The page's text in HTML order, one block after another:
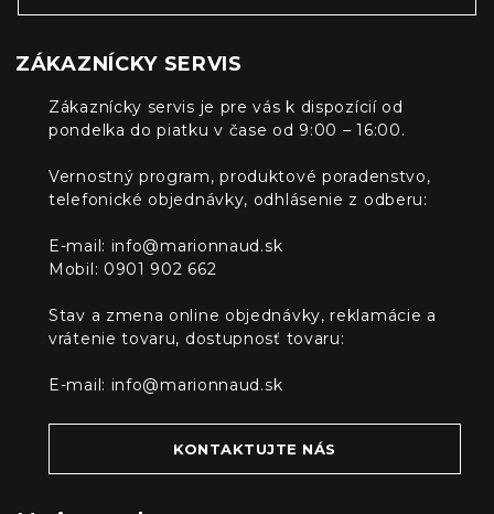
ZÁKAZNÍCKY SERVIS
Zákaznícky servis je pre vás k dispozícií od
pondelka do piatku v čase od 9:00 – 16:00.
Vernostný program, produktové poradenstvo,
telefonické objednávky, odhlásenie z odberu:
E-mail: info@marionnaud.sk
Mobil: 0901 902 662
Stav a zmena online objednávky, reklamácie a
vrátenie tovaru, dostupnosť tovaru:
E-mail: info@marionnaud.sk
KONTAKTUJTE NÁS